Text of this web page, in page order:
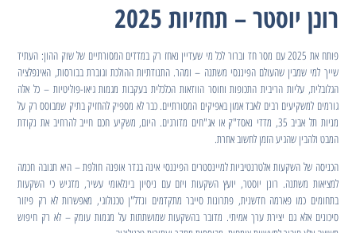
רונן יוסטר – תחזיות 2025
פותח את 2025 עם מסר חד וברור לכל מי שעדיין נאחז רק במדדים המסורתיים של שוק ההון: העתיד
שייך למי שמבין שהעולם הפיננסי משתנה – ומהר. התנודתיות ההולכת וגוברת בבורסות, האינפלציה
הגלובלית, עליות הריבית התכופות וחוסר הוודאות הכלכלית בעקבות מגמות גיאו-פוליטיות – כל אלה
גורמים למשקיעים רבים לאבד אמון באפיקים המסורתיים. כבר לא מספיק להחזיק בתיק שמבוסס רק על
מניות תל אביב 35, מדדי נאסד"ק או אג"חים מדורגים. היום, משקיע חכם חייב להרחיב את נקודת
המבט ולהבין שהגיע הזמן לחשוב אחרת.
הכניסה של השקעות אלטרנטיביות למיינסטרים הפיננסי אינה בגדר אופנה חולפת – היא תגובה חכמה
למציאות משתנה. רונן יוסטר, יועץ השקעות ויזם עם ניסיון בינלאומי עשיר, מדגיש כי השקעות
בתחומים כמו פארמה חדשנית, פתרונות סייבר מתקדמים ונדל"ן טכנולוגי, מאפשרות לא רק פיזור
סיכונים אלא גם יצירת ערך אמיתי. מדובר בהשקעות שמושתתות על מגמות עומק – לא רק חיפוש